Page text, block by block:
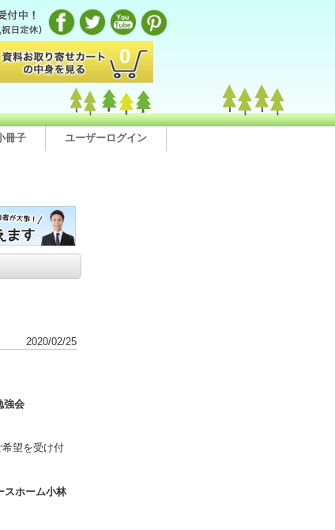
0
冊子 ユーザーログイン
2020/02/25
強会
望を受け付
スホーム小林